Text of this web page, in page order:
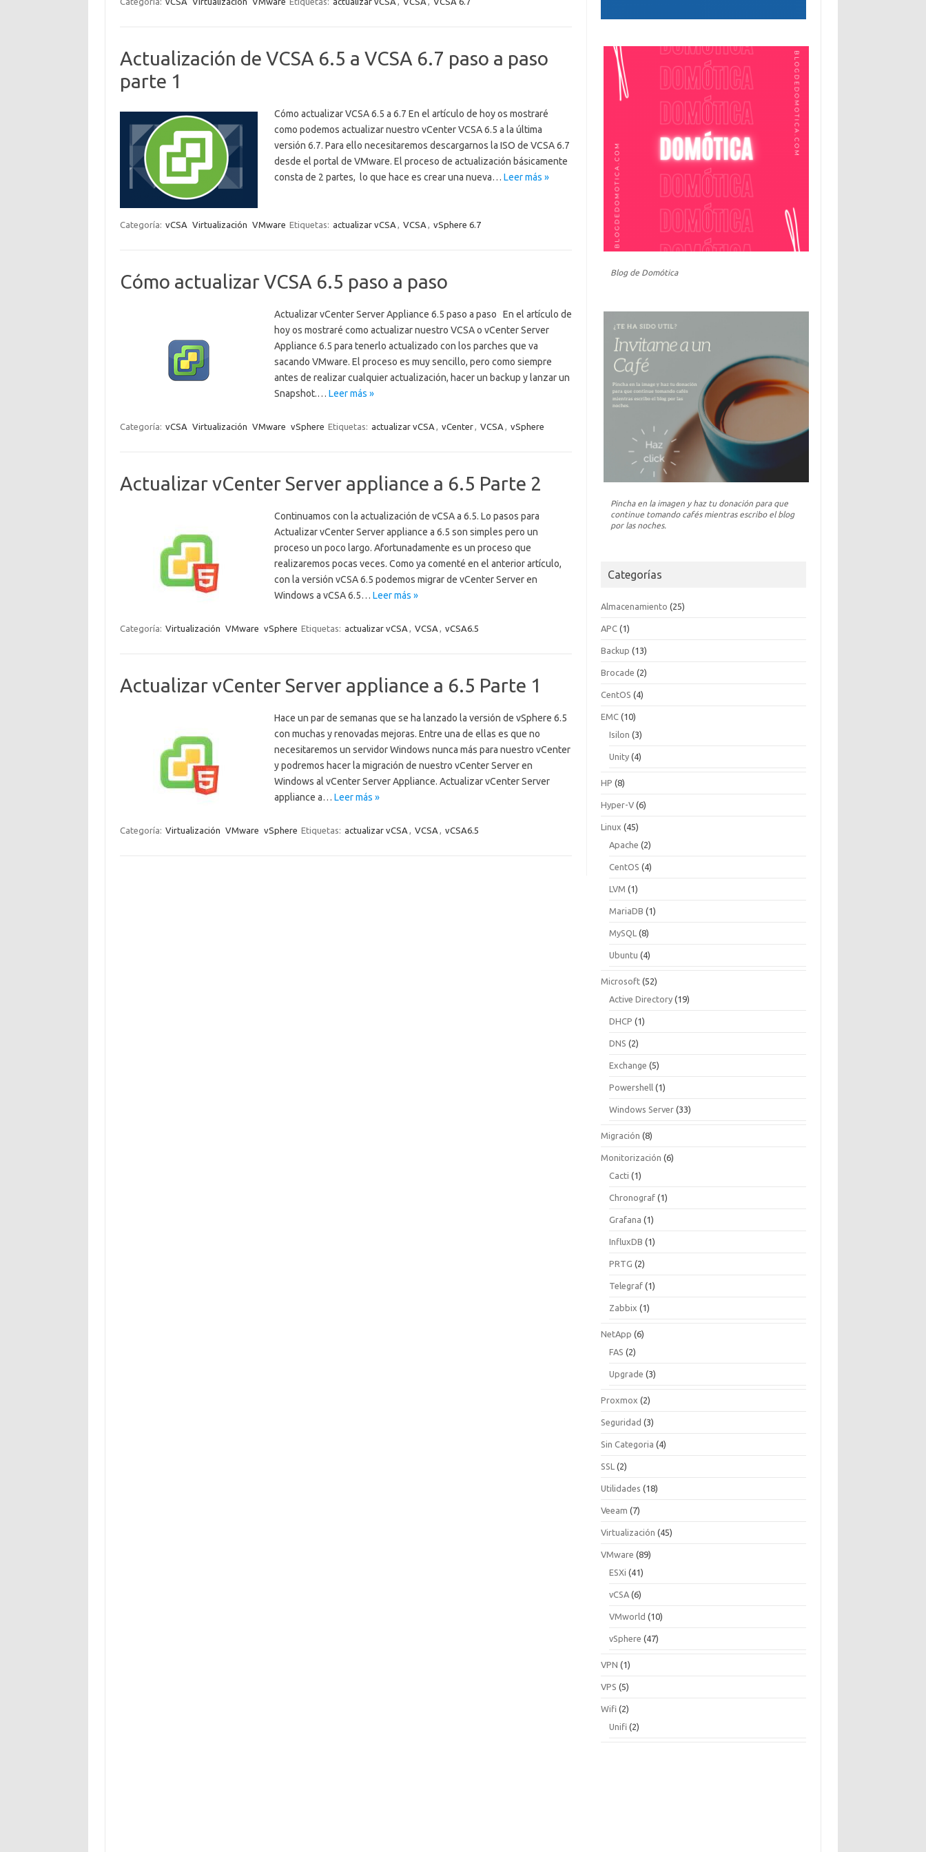
Actualización de VCSA 6.5 a VCSA 6.7 paso a paso
parte 1
Cómo actualizar VCSA 6.5 a 6.7 En el artículo de hoy os mostraré
como podemos actualizar nuestro vCenter VCSA 6.5 a la última
versión 6.7. Para ello necesitaremos descargarnos la ISO de VCSA 6.7
desde el portal de VMware. El proceso de actualización básicamente
consta de 2 partes, lo que hace es crear una nueva… Leer más »
Categoría: vCSA Virtualización VMware Etiquetas: actualizar vCSA , VCSA , vSphere 6.7
Cómo actualizar VCSA 6.5 paso a paso
Actualizar vCenter Server Appliance 6.5 paso a paso En el artículo de
hoy os mostraré como actualizar nuestro VCSA o vCenter Server
Appliance 6.5 para tenerlo actualizado con los parches que va
sacando VMware. El proceso es muy sencillo, pero como siempre
antes de realizar cualquier actualización, hacer un backup y lanzar un
Snapshot.… Leer más »
Categoría: vCSA Virtualización VMware vSphere Etiquetas: actualizar vCSA , vCenter, VCSA , vSphere
Actualizar vCenter Server appliance a 6.5 Parte 2
Continuamos con la actualización de vCSA a 6.5. Lo pasos para
Actualizar vCenter Server appliance a 6.5 son simples pero un
proceso un poco largo. Afortunadamente es un proceso que
realizaremos pocas veces. Como ya comenté en el anterior artículo,
con la versión vCSA 6.5 podemos migrar de vCenter Server en
Windows a vCSA 6.5… Leer más »
Categoría: Virtualización VMware vSphere Etiquetas: actualizar vCSA , VCSA , vCSA6.5
Actualizar vCenter Server appliance a 6.5 Parte 1
Hace un par de semanas que se ha lanzado la versión de vSphere 6.5
con muchas y renovadas mejoras. Entre una de ellas es que no
necesitaremos un servidor Windows nunca más para nuestro vCenter
y podremos hacer la migración de nuestro vCenter Server en
Windows al vCenter Server Appliance. Actualizar vCenter Server
appliance a… Leer más »
Categoría: Virtualización VMware vSphere Etiquetas: actualizar vCSA , VCSA , vCSA6.5
Blog de Domótica
Pincha en la imagen y haz tu donación para que
continue tomando cafés mientras escribo el blog
por las noches.
Categorías
Almacenamiento (25)
APC (1)
Backup (13)
Brocade (2)
CentOS (4)
EMC (10)
Isilon (3)
Unity (4)
HP (8)
Hyper-V (6)
Linux (45)
Apache (2)
CentOS (4)
LVM (1)
MariaDB (1)
MySQL (8)
Ubuntu (4)
Microsoft (52)
Active Directory (19)
DHCP (1)
DNS (2)
Exchange (5)
Powershell (1)
Windows Server (33)
Migración (8)
Monitorización (6)
Cacti (1)
Chronograf (1)
Grafana (1)
InfluxDB (1)
PRTG (2)
Telegraf (1)
Zabbix (1)
NetApp (6)
FAS (2)
Upgrade (3)
Proxmox (2)
Seguridad (3)
Sin Categoria (4)
SSL (2)
Utilidades (18)
Veeam (7)
Virtualización (45)
VMware (89)
ESXi (41)
vCSA (6)
VMworld (10)
vSphere (47)
VPN (1)
VPS (5)
Wifi (2)
Unifi (2)